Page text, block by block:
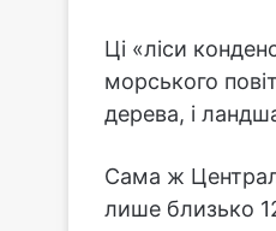
Ці «ліси
морського
дерева, і
Сама ж
лише близько